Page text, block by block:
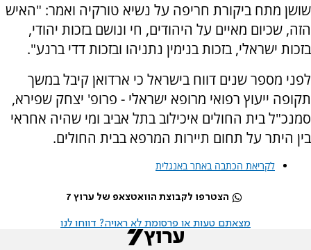
שושן מתח ביקורת חריפה על נשיא טורקיה ואמר: "האיש
הזה, שכיום מאיים על היהודים, חי ונושם בזכות יהודי,
בזכות ישראלי, בזכות בנימין נתניהו ובזכות דדי ברנע".
לפני מספר שנים דווח בישראל כי ארדואן קיבל במשך
תקופה ייעוץ רפואי מרופא ישראלי - פרופ' יצחק שפירא,
סמנכ"ל בית החולים איכילוב בתל אביב ומי שהיה אחראי
בין היתר על תחום תיירות המרפא בבית החולים.
לקריאת הכתבה באתר באנגלית
הצטרפו לקבוצת הוואטצאפ של ערוץ 7
מצאתם טעות או פרסומת לא ראויה? דווחו לנו